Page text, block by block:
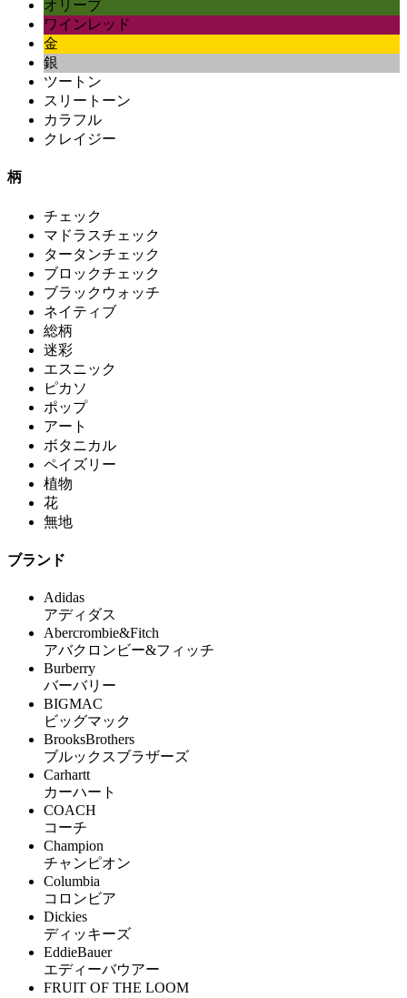
オリーブ
ワインレッド
金
銀
ツートン
スリートーン
カラフル
クレイジー
柄
チェック
マドラスチェック
タータンチェック
ブロックチェック
ブラックウォッチ
ネイティブ
総柄
迷彩
エスニック
ピカソ
ポップ
アート
ボタニカル
ペイズリー
植物
花
無地
ブランド
Adidas
アディダス
Abercrombie&Fitch
アバクロンビー&フィッチ
Burberry
バーバリー
BIGMAC
ビッグマック
BrooksBrothers
ブルックスブラザーズ
Carhartt
カーハート
COACH
コーチ
Champion
チャンピオン
Columbia
コロンビア
Dickies
ディッキーズ
EddieBauer
エディーバウアー
FRUIT OF THE LOOM